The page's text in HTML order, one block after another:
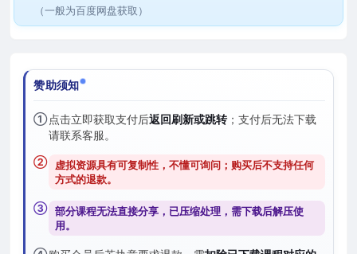
（一般为百度网盘获取）
赞助须知
①点击立即获取支付后返回刷新或跳转；支付后无法下载
请联系客服。
② 虚拟资源具有可复制性，不懂可询问；购买后不支持任何
方式的退款。
③ 部分课程无法直接分享，已压缩处理，需下载后解压使
用。